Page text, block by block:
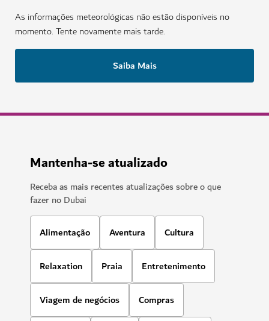
As informações meteorológicas não estão disponíveis no
momento. Tente novamente mais tarde.
Saiba Mais
Mantenha-se atualizado
Receba as mais recentes atualizações sobre o que
fazer no Dubai
Alimentação Aventura Cultura
Relaxation Praia Entretenimento
Viagem de negócios Compras